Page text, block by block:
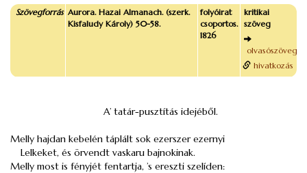
Szövegforrás Aurora. Hazai Almanach. (szerk.
Kisfaludy Károly) 50-58.
folyóirat
csoportos.
1826
kritikai
szöveg
olvasószöveg
hivatkozás
A’ tatár-pusztítás idejéből.
Melly hajdan kebelén táplált sok ezerszer ezernyi
Lelkeket, és örvendt vaskaru bajnokinak.
Melly most is fényjét fentartja, ’s ereszti szelíden: